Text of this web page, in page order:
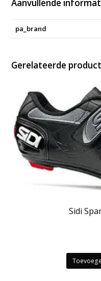
Aanvullende
pa_brand
Gerelateerde
Sidi